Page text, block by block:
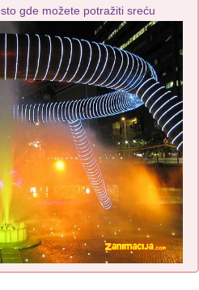
gde možete potražiti sreću